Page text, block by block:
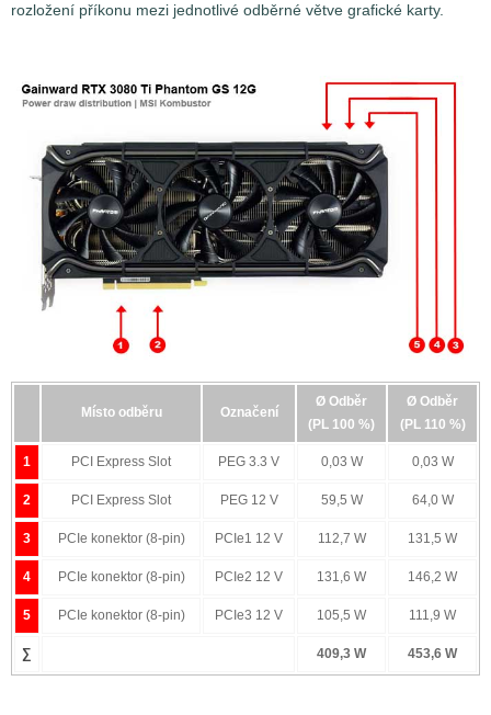
Měření spotřeby grafických karet není až tak jednoduchou
jednoho jediného místa, ale hnedle z několika najednou.
Zatímco ty nejméně výkonné grafické karty si vystačí se
základním napájením přes sběrnici PCI Express (PEG - PCI
Express Graphics), která přes dvě nezávislé větve 3.3V a
12V může dodat grafické kartě maximálně 75W (respektive
66 W na větvi PEG 12V), výkonnější grafické karty potřebují
energie mnohem více. Ty pak krom napájení přes PEG
musejí využívat ještě další pomocné zdroje napájení, a to
pomocí 1-3 napájecích konektorů PCIe 12V (6-pin / 8-pin /
12-pin), přes které by nemělo být dodáváno více jak 150 W
konektoru. Znamená to tedy, že spotřebu grafické karty
odběrných místech najednou podle toho, kolika pomocnými
napájecími konektory daná grafická karta disponuje.
Jednotlivé větve napájení pak nesou označení PEG 3.3V,
PEG 12V, PCIe 12V (konektor 1-3).
Měření špičkových odběrů (Peak)
rozložení příkonu mezi jednotlivé odběrné větve grafické karty.
Místo odběru Označení
Ø Odběr
(PL 100 %)
Ø Odběr
(PL 110 %)
1 PCI Express Slot PEG 3.3 V 0,03 W 0,03 W
2 PCI Express Slot PEG 12 V 59,5 W 64,0 W
3 PCIe konektor (8-pin) PCIe1 12 V 112,7 W 131,5 W
4 PCIe konektor (8-pin) PCIe2 12 V 131,6 W 146,2 W
5 PCIe konektor (8-pin) PCIe3 12 V 105,5 W 111,9 W
∑ 409,3 W 453,6 W